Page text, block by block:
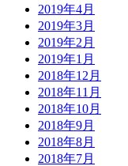
2019年4月
2019年3月
2019年2月
2019年1月
2018年12月
2018年11月
2018年10月
2018年9月
2018年8月
2018年7月